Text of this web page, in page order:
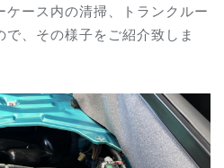
ース内の清掃、トランクルー
、その様子をご紹介致しま